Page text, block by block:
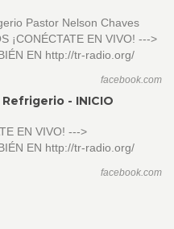
Pastor Nelson Chaves
¡CONÉCTATE EN VIVO! --->
EN http://tr-radio.org/
facebook.com
- INICIO
EN VIVO! --->
EN http://tr-radio.org/
facebook.com